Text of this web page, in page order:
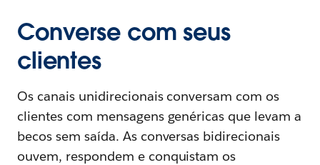
Converse com seus
clientes
Os canais unidirecionais conversam com os
clientes com mensagens genéricas que levam a
becos sem saída. As conversas bidirecionais
ouvem, respondem e conquistam os